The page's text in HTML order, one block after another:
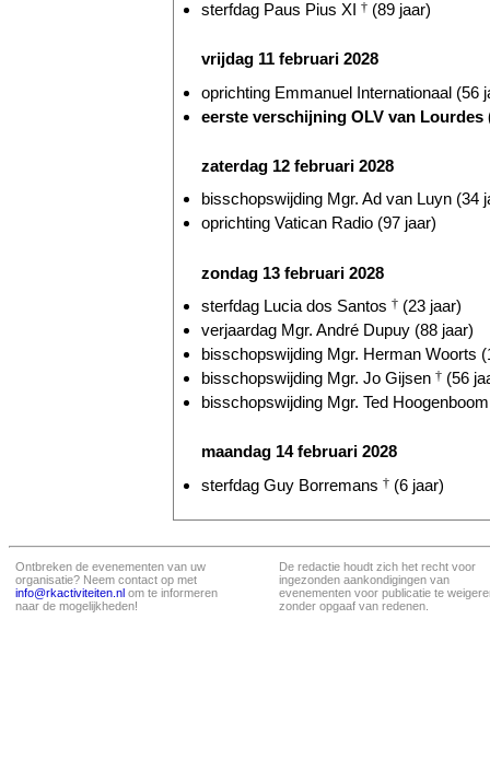
sterfdag Paus Pius XI † (89 jaar)
vrijdag 11 februari 2028
oprichting Emmanuel Internationaal (56
eerste verschijning OLV van Lourdes
zaterdag 12 februari 2028
bisschopswijding Mgr. Ad van Luyn (34
oprichting Vatican Radio (97 jaar)
zondag 13 februari 2028
sterfdag Lucia dos Santos † (23 jaar)
verjaardag Mgr. André Dupuy (88 jaar)
bisschopswijding Mgr. Herman Woorts
bisschopswijding Mgr. Jo Gijsen † (56
bisschopswijding Mgr. Ted
maandag 14 februari 2028
sterfdag Guy Borremans † (6 jaar)
Ontbreken de evenementen van uw
organisatie? Neem contact op met
info@rkactiviteiten.nl om te informeren
naar de mogelijkheden!
De redactie houdt zich het recht voor
ingezonden aankondigingen van
evenementen voor publicatie te
zonder opgaaf van redenen.